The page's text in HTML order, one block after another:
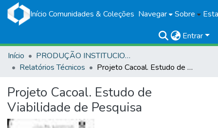
Início Comunidades & Coleções Navegar Sobre
Entrar
Início
PRODUÇÃO INSTITUCIONAL
Relatórios Técnicos
Projeto Cacoal. Estudo de Viabilidade de Pesquisa
Projeto Cacoal. Estudo de
Viabilidade de Pesquisa